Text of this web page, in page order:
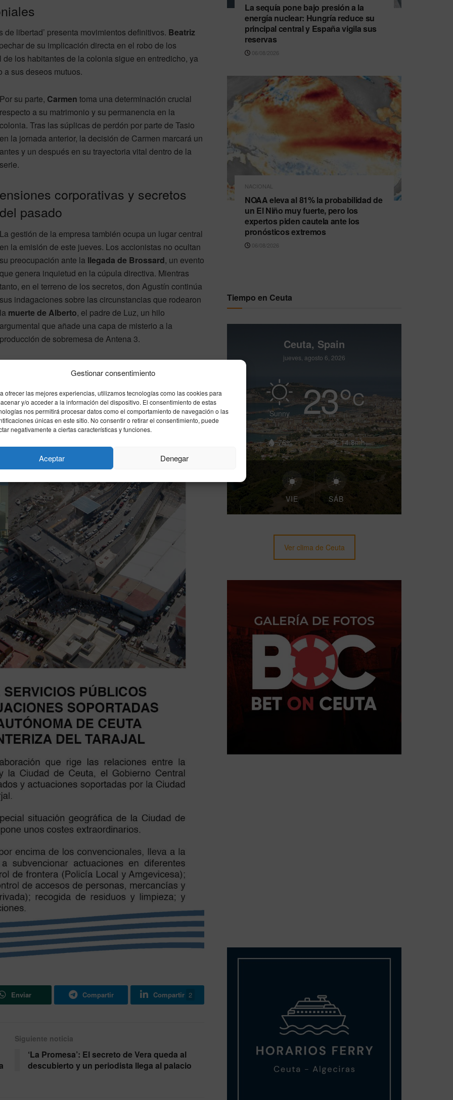
Gestionar consentimiento
ofrecer las mejores experiencias, utilizamos tecnologías como las cookies para
y/o acceder a la información del dispositivo. El consentimiento de estas
nos permitirá procesar datos como el comportamiento de navegación o las
únicas en este sitio. No consentir o retirar el consentimiento, puede
negativamente a ciertas características y funciones.
Aceptar Denegar
libertad’ presenta movimientos definitivos. Beatriz
de su implicación directa en el robo de los
los habitantes de la colonia sigue en entredicho, ya
sus deseos mutuos.
Por su parte, Carmen toma una determinación crucial
respecto a su matrimonio y su permanencia en la
colonia. Tras las súplicas de perdón por parte de Tasio
en la jornada anterior, la decisión de Carmen marcará un
antes y un después en su trayectoria vital dentro de la
serie.
ensiones corporativas y secretos
del pasado
La gestión de la empresa también ocupa un lugar central
en la emisión de este jueves. Los accionistas no ocultan
su preocupación ante la llegada de Brossard, un evento
que genera inquietud en la cúpula directiva. Mientras
tanto, en el terreno de los secretos, don Agustín continúa
sus indagaciones sobre las circunstancias que rodearon
la muerte de Alberto, el padre de Luz, un hilo
argumental que añade una capa de misterio a la
producción de sobremesa de Antena 3.
Enviar Compartir Compartir 2
Siguiente noticia
‘La Promesa’: El secreto de Vera queda al
descubierto y un periodista llega al palacio
La sequía pone bajo presión a la
energía nuclear: Hungría reduce su
principal central y España vigila sus
reservas
06/08/2026
NACIONAL
NOAA eleva al 81% la probabilidad de
un El Niño muy fuerte, pero los
expertos piden cautela ante los
pronósticos extremos
06/08/2026
Tiempo en Ceuta
Ceuta, Spain
jueves, agosto 6, 2026
Sunny 23°C
76% 14.8mh
VIE SÁB
Ver clima de Ceuta